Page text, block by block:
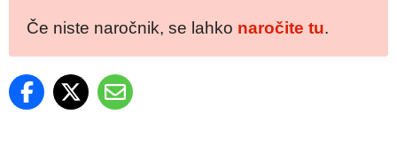
Če niste naročnik, se lahko naročite tu.